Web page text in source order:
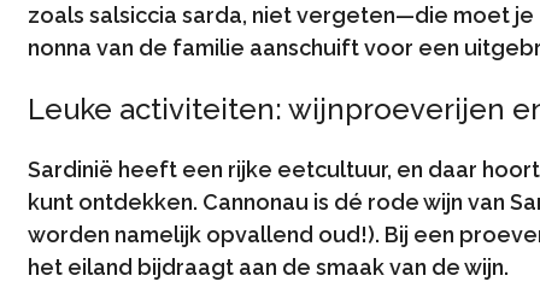
zoals salsiccia sarda, niet vergeten—die moet
nonna van de familie aanschuift voor een
Leuke activiteiten: wijnproeverijen
Sardinië heeft een rijke eetcultuur, en daar
kunt ontdekken. Cannonau is dé rode wijn van
worden namelijk opvallend oud!). Bij een
het eiland bijdraagt aan de smaak van de wijn.